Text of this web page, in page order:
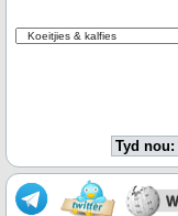
Tyd nou: